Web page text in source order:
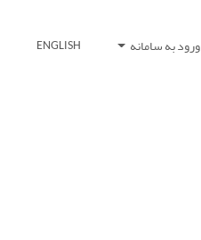
ورود به سامانه ENGLISH